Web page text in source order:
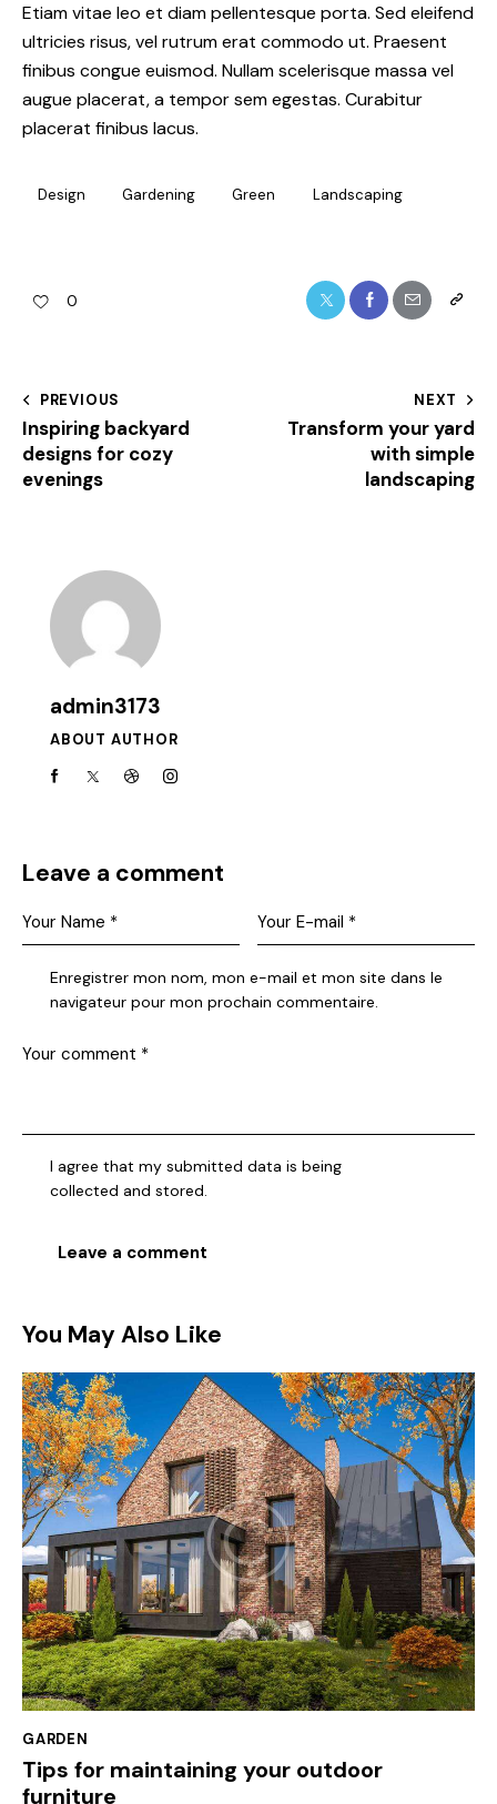
Etiam vitae leo et diam pellentesque porta. Sed eleifend
ultricies risus, vel rutrum erat commodo ut. Praesent
finibus congue euismod. Nullam scelerisque massa vel
augue placerat, a tempor sem egestas. Curabitur
placerat finibus lacus.
Design Gardening Green Landscaping
0
PREVIOUS
Inspiring backyard
designs for cozy
evenings
NEXT
Transform your yard
with simple
landscaping
admin3173
ABOUT AUTHOR
Leave a comment
Enregistrer mon nom, mon e-mail et mon site dans le
navigateur pour mon prochain commentaire.
I agree that my submitted data is being
collected and stored.
You May Also Like
GARDEN
Tips for maintaining your outdoor
furniture